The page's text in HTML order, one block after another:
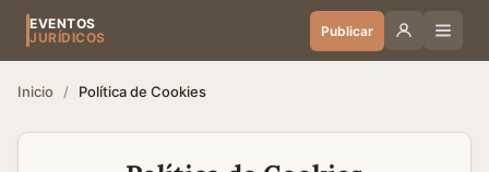
EVENTOS
JURÍDICOS
Publicar
Inicio / Política de Cookies